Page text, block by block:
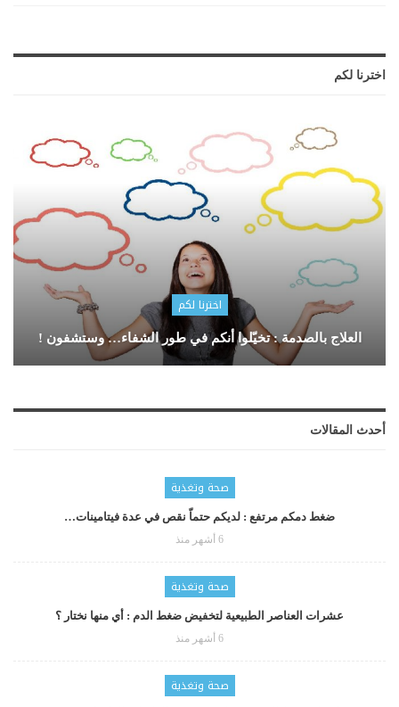
اخترنا لكم
اخترنا لكم
العلاج بالصدمة : تخيّلوا أنكم في طور الشفاء… وستشفون !
أحدث المقالات
صحة وتغذية
ضغط دمكم مرتفع : لديكم حتماّ نقص في عدة فيتامينات…
6 أشهر منذ
صحة وتغذية
عشرات العناصر الطبيعية لتخفيض ضغط الدم : أي منها نختار ؟
6 أشهر منذ
صحة وتغذية